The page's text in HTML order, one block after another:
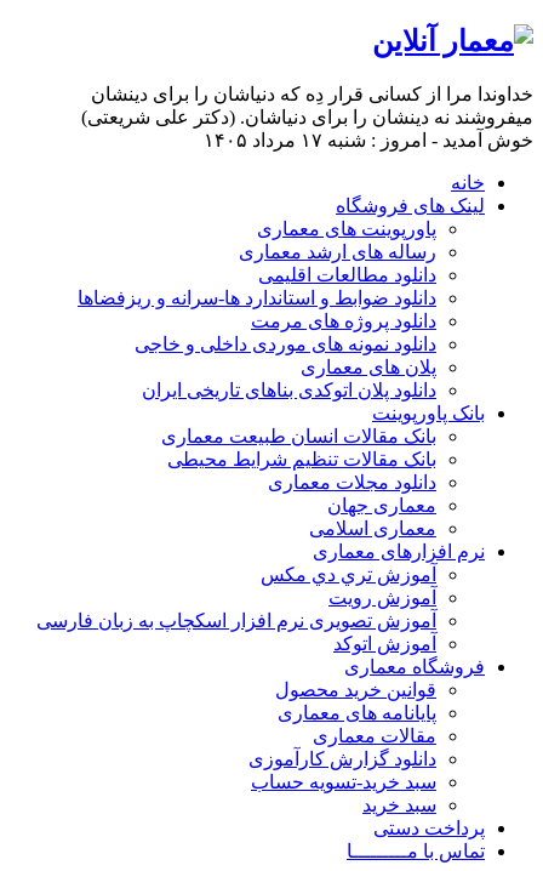
خداوندا مرا از کسانی قرار دِه که دنیاشان را برای دینشان
میفروشند نه دینشان را برای دنیاشان. (دکتر علی شریعتی)
خوش آمدید - امروز : شنبه ۱۷ مرداد ۱۴۰۵
خانه
لینک های فروشگاه
پاورپوینت های معماری
رساله های ارشد معماری
دانلود مطالعات اقلیمی
دانلود ضوابط و استاندارد ها-سرانه و ریزفضاها
دانلود پروژه های مرمت
دانلود نمونه های موردی داخلی و خاجی
پلان های معماری
دانلود پلان اتوکدی بناهای تاریخی ایران
بانک پاورپوینت
بانک مقالات انسان طبیعت معماری
بانک مقالات تنظیم شرایط محیطی
دانلود مجلات معماری
معماری جهان
معماری اسلامی
نرم افزارهای معماری
آﻣﻮزش ﺗﺮي دي ﻣﮑﺲ
آموزش رویت
آموزش تصویری نرم افزار اسکچاپ به زبان فارسی
آموزش اتوکد
فروشگاه معماری
قوانین خرید محصول
پایانامه های معماری
مقالات معماری
دانلود گزارش کارآموزی
سبد خرید-تسویه حساب
سبد خرید
پرداخت دستی
تماس با مـــــــــا